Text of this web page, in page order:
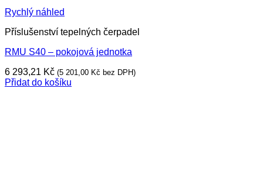
Rychlý náhled
Příslušenství tepelných čerpadel
RMU S40 – pokojová jednotka
6 293,21 Kč (5 201,00 Kč bez DPH)
Přidat do košíku